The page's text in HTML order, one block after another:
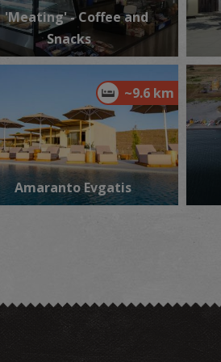
'Meating' - Coffee and
Snacks
~9.6 km
Amaranto Evgatis